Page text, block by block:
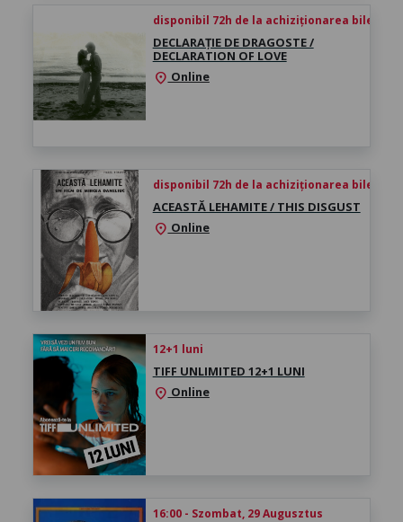
disponibil 72h de la achiziționarea biletului
DECLARAȚIE DE DRAGOSTE /
DECLARATION OF LOVE
location_on Online
disponibil 72h de la achiziționarea biletului
ACEASTĂ LEHAMITE / THIS DISGUST
location_on Online
12+1 luni
TIFF UNLIMITED 12+1 LUNI
location_on Online
16:00 - Szombat, 29 Augusztus